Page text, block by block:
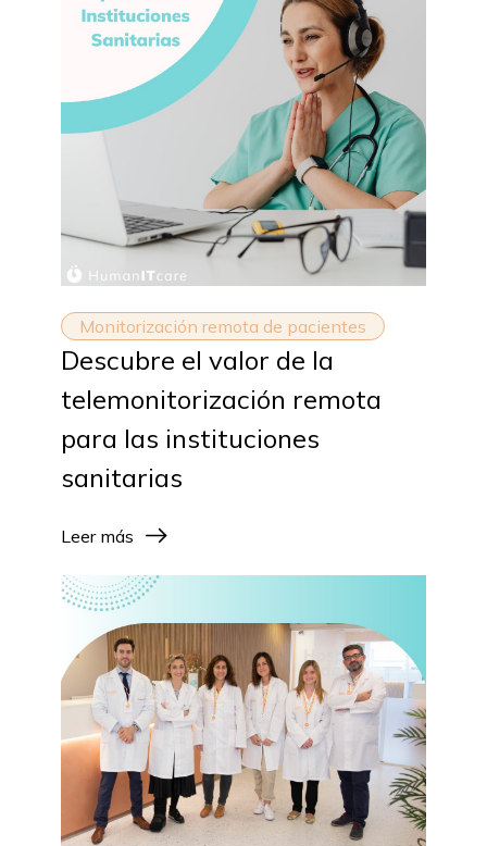
Monitorización remota de pacientes
Descubre el valor de la
telemonitorización remota
para las instituciones
sanitarias
Leer más